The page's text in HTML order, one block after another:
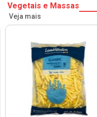
Vegetais e Massas
Veja mais